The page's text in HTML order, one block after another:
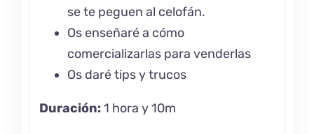
se te peguen al celofán.
Os enseñaré a cómo
comercializarlas para venderlas
Os daré tips y trucos
Duración:1 hora y 10m